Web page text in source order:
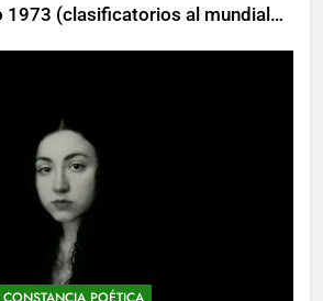
1973 (clasificatorios al mundial